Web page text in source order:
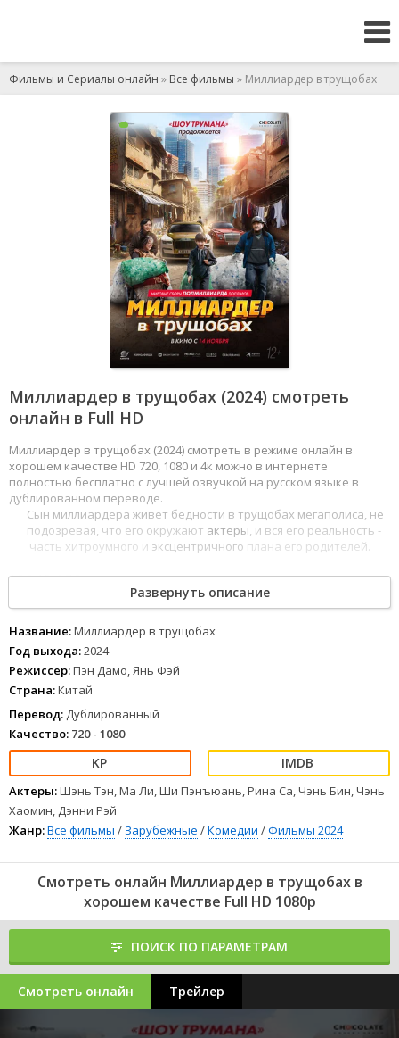
Фильмы и Сериалы онлайн » Все фильмы » Миллиардер в трущобах
Миллиардер в трущобах (2024) смотреть
онлайн в Full HD
Миллиардер в трущобах (2024) смотреть в режиме онлайн в
хорошем качестве HD 720, 1080 и 4к можно в интернете
полностью бесплатно с лучшей озвучкой на русском языке в
дублированном переводе.
Сын миллиардера живет бедности в трущобах мегаполиса, не
подозревая, что его окружают актеры, и вся его реальность -
часть хитроумного и эксцентричного плана его родителей.
12345 678
Развернуть описание
Название:Миллиардер в трущобах
Год выхода:2024
Режиссер:Пэн Дамо, Янь Фэй
Страна:Китай
Перевод: Дублированный
Качество: 720 - 1080
Актеры:Шэнь Тэн, Ма Ли, Ши Пэнъюань, Рина Са, Чэнь Бин, Чэнь
Хаомин, Дэнни Рэй
Жанр:Все фильмы / Зарубежные /Комедии /Фильмы 2024
Смотреть онлайн Миллиардер в трущобах в
хорошем качестве Full HD 1080p
ПОИСК ПО ПАРАМЕТРАМ
Смотреть онлайн Трейлер